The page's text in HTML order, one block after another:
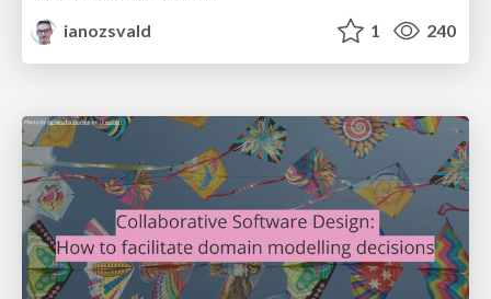
ianozsvald
1 240